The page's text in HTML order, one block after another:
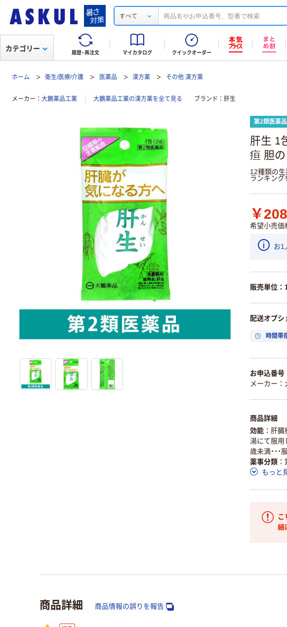
すべて
履歴・再注文 マイカタログ クイックオーダー
カテゴリー
ホーム 衛生/医療/介護 医薬品 漢方薬 その他 漢方薬
メーカー 大鵬薬品工業 大鵬薬品工業の漢方薬を全て見る ブランド 肝生
第2類医薬品
肝生 1
疸 胆の
12種類の生
ランキング
￥208
希望小売価
お1
販売単位：
配送オプシ
時間帯
お申込番
メーカー
商品詳細
効能 肝臓
湯にて服用
歳未満・・
薬事分類
もっと
こ
細
商品詳細 商品情報の誤りを報告